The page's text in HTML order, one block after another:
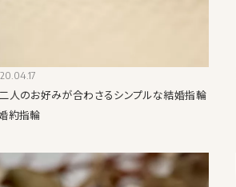
人のお好みが合わさるシンプルな結婚指輪
約指輪